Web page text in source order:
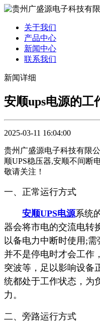
关于我们
产品中心
新闻中心
联系我们
新闻详细
安顺ups电源的工
2025-03-11 16:04:00
贵州广盛源电子科技有限
顺UPS稳压器,安顺不间断
敬请关注！
一、正常运行方式
安顺UPS电源系统
器会将市电的交流电转
以备电力中断时使用;需
并不是停电时才会工作
突波等，足以影响设备
统都处于工作状态，为
力。
二、旁路运行方式